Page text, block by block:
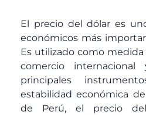
El precio del dólar es
económicos más
Es utilizado como medida
comercio
principales
estabilidad económica
de Perú, el precio